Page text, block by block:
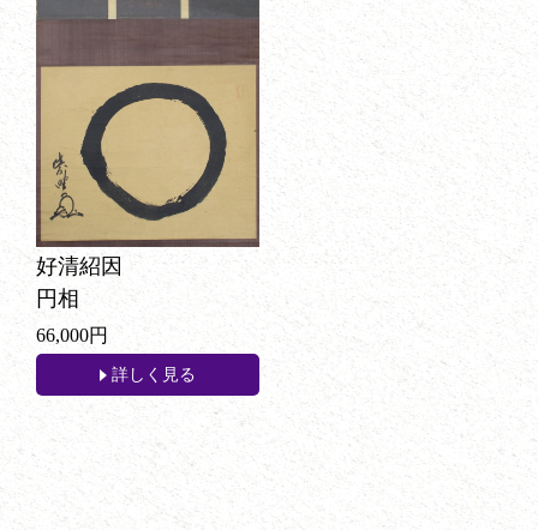
好清紹因
円相
66,000円
詳しく見る